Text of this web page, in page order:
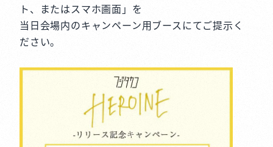
ト、またはスマホ画面」を
当日会場内のキャンペーン用ブースにてご提示く
ださい。